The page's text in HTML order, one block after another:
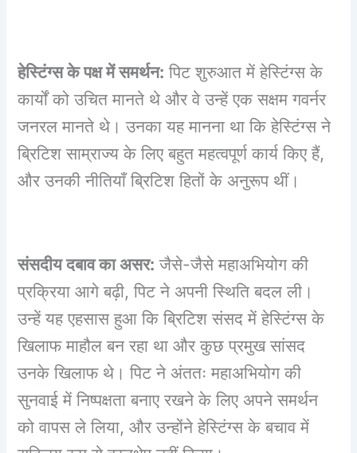
हेस्टिंग्स के पक्ष में समर्थन: पिट शुरुआत में हेस्टिंग्स के
कार्यों को उचित मानते थे और वे उन्हें एक सक्षम गवर्नर
जनरल मानते थे। उनका यह मानना था कि हेस्टिंग्स ने
ब्रिटिश साम्राज्य के लिए बहुत महत्वपूर्ण कार्य किए हैं,
और उनकी नीतियाँ ब्रिटिश हितों के अनुरूप थीं।
संसदीय दबाव का असर: जैसे-जैसे महाअभियोग की
प्रक्रिया आगे बढ़ी, पिट ने अपनी स्थिति बदल ली।
उन्हें यह एहसास हुआ कि ब्रिटिश संसद में हेस्टिंग्स के
खिलाफ माहौल बन रहा था और कुछ प्रमुख सांसद
उनके खिलाफ थे। पिट ने अंततः महाअभियोग की
सुनवाई में निष्पक्षता बनाए रखने के लिए अपने समर्थन
को वापस ले लिया, और उन्होंने हेस्टिंग्स के बचाव में